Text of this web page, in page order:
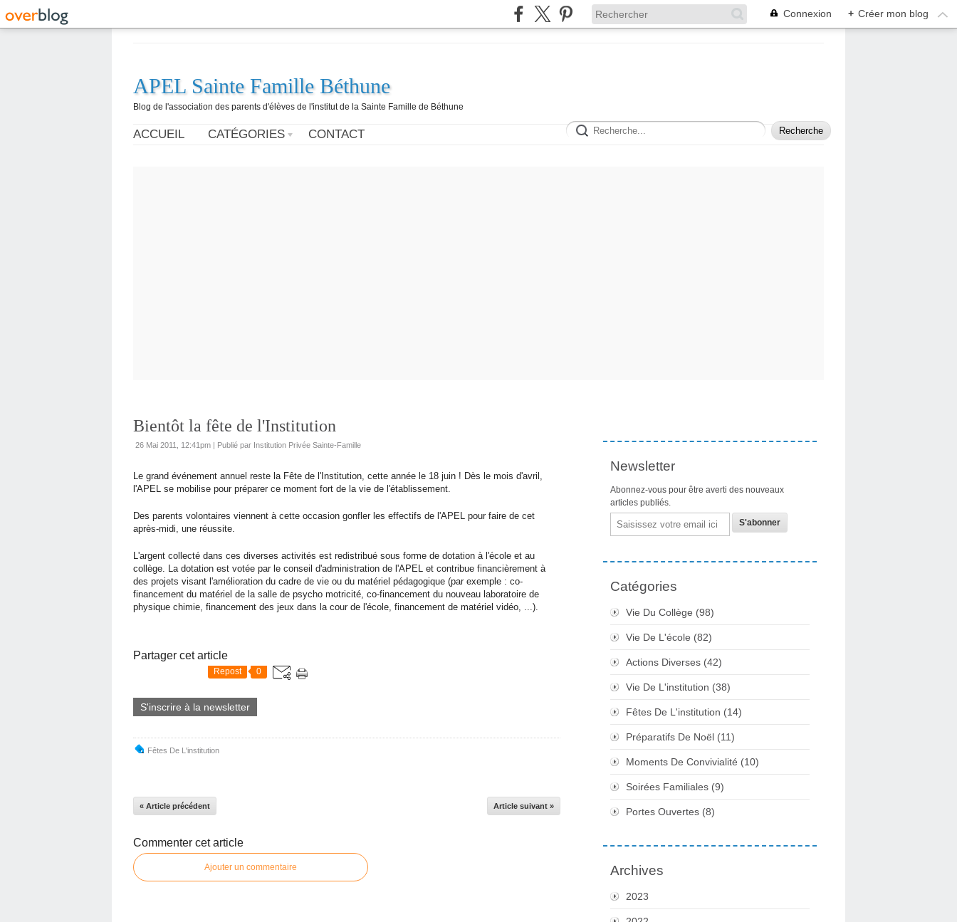
Connexion + Créer mon blog
APEL Sainte Famille Béthune
Blog de l'association des parents d'élèves de l'institut de la Sainte Famille de Béthune
ACCUEIL CATÉGORIES CONTACT
Bientôt la fête de l'Institution
26 Mai 2011, 12:41pm | Publié par Institution Privée Sainte-Famille
Le grand événement annuel reste la Fête de l'Institution, cette année le 18 juin ! Dès le mois d'avril,
l'APEL se mobilise pour préparer ce moment fort de la vie de l'établissement.
Des parents volontaires viennent à cette occasion gonfler les effectifs de l'APEL pour faire de cet
après-midi, une réussite.
L'argent collecté dans ces diverses activités est redistribué sous forme de dotation à l'école et au
collège. La dotation est votée par le conseil d'administration de l'APEL et contribue financièrement à
des projets visant l'amélioration du cadre de vie ou du matériel pédagogique (par exemple : co-
financement du matériel de la salle de psycho motricité, co-financement du nouveau laboratoire de
physique chimie, financement des jeux dans la cour de l'école, financement de matériel vidéo, ...).
Partager cet article
Repost 0
S'inscrire à la newsletter
Fêtes De L'institution
« Article précédent Article suivant »
Commenter cet article
Ajouter un commentaire
Newsletter
Abonnez-vous pour être averti des nouveaux
articles publiés.
Email
Catégories
Vie Du Collège (98)
Vie De L'école (82)
Actions Diverses (42)
Vie De L'institution (38)
Fêtes De L'institution (14)
Préparatifs De Noël (11)
Moments De Convivialité (10)
Soirées Familiales (9)
Portes Ouvertes (8)
Archives
2023